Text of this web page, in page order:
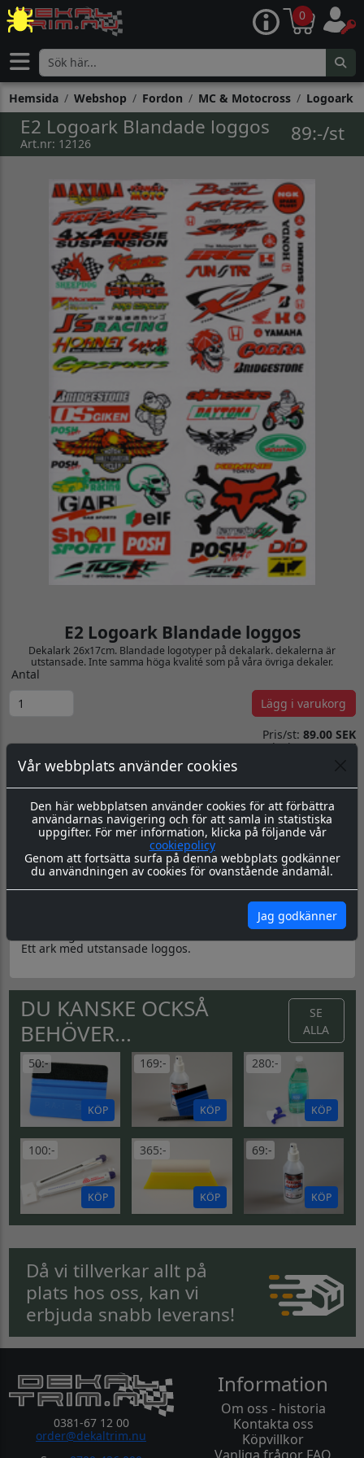
Vår webbplats använder cookies
Den här webbplatsen använder cookies för att förbättra
användarnas navigering och för att samla in statistiska
uppgifter. För mer information, klicka på följande vår
cookiepolicy
Genom att fortsätta surfa på denna webbplats godkänner
du användningen av cookies för ovanstående ändamål.
Jag godkänner
0
Hemsida Webshop Fordon MC & Motocross Logoark
E2 Logoark Blandade loggos
Art.nr: 12126 89:-/st
E2 Logoark Blandade loggos
Dekalark 26x17cm. Blandade logotyper på dekalark. dekalerna är
utstansade. Inte samma höga kvalité som på våra övriga dekaler.
Antal
Lägg i varukorg
Pris/st: 89.00 SEK
Totalpris:89.00 SEK
Kommentarer
Produktbeskrivning
Dokument
Dekalark 26x17cm. Blandade logotyper på dekalark.
dekalerna är utstansade. Inte samma höga kvalité som på
Ett ark med utstansade loggos.
DU KANSKE OCKSÅ
BEHÖVER...
SE
ALLA
50:-
KÖP
169:-
KÖP
280:-
KÖP
100:-
KÖP
365:-
KÖP
69:-
KÖP
Då vi tillverkar allt på
plats hos oss, kan vi
erbjuda snabb leverans!
0381-67 12 00
order@dekaltrim.nu
Information
Om oss - historia
Kontakta oss
Köpvillkor